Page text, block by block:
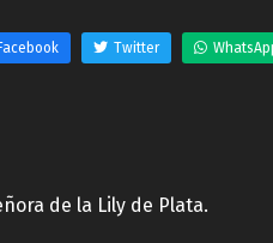
Facebook Twitter
de la Lily de Plata.